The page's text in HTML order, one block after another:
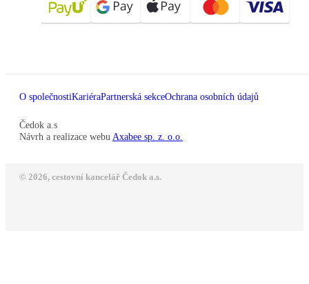
O společnostiKariéraPartnerská sekceOchrana osobních údajů
Čedok a.s
Návrh a realizace webu Axabee sp. z. o.o.
© 2026, cestovní kancelář Čedok a.s.